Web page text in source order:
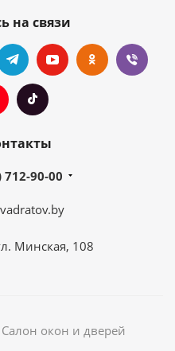
на связи
712-90-00
Минская, 108
окон и дверей